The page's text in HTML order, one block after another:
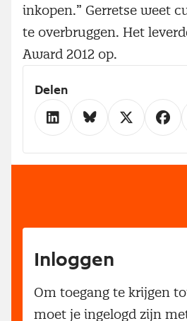
inkopen.” Gerretse weet
te overbruggen. Het
Award 2012 op.
Delen
Inloggen
Om toegang te krijgen
moet je ingelogd zijn